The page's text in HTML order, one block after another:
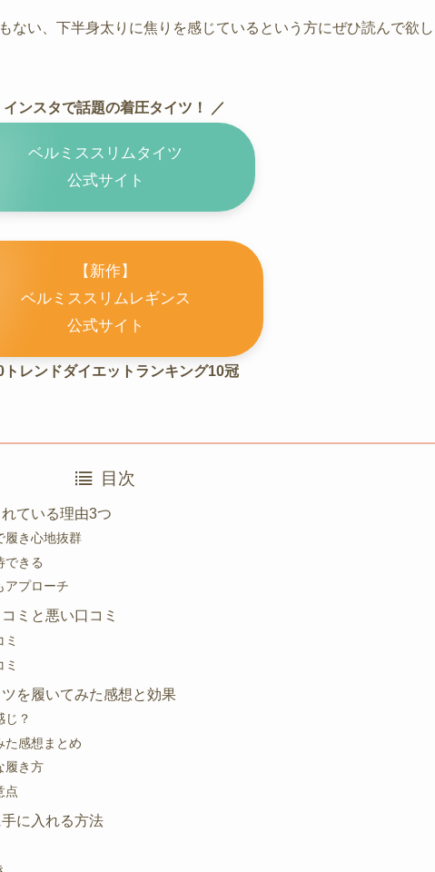
ない、下半身太りに焦りを感じているという方にぜひ読んで欲
インスタで話題の着圧タイツ！ ／
ベルミススリムタイツ
公式サイト
【新作】
ベルミススリムレギンス
公式サイト
トレンドダイエットランキング10冠
目次
ている理由3つ
履き心地抜群
できる
アプローチ
ミと悪い口コミ
を履いてみた感想と効果
じ？
た感想まとめ
履き方
点
に入れる方法